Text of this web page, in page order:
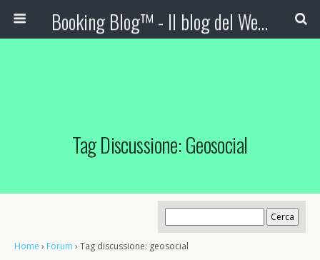
Booking Blog™ - Il blog del Web Marketing Turistico
Tag Discussione: Geosocial
Home › Forum › Tag discussione: geosocial